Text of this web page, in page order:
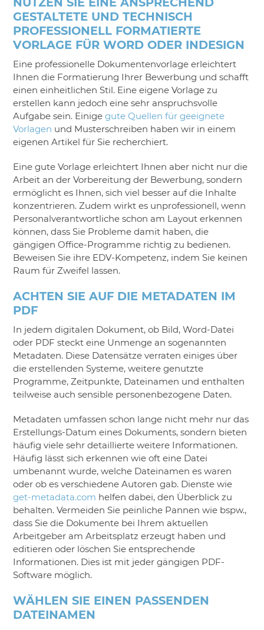
GESTALTETE UND TECHNISCH
PROFESSIONELL FORMATIERTE
VORLAGE FÜR WORD ODER INDESIGN
Eine professionelle Dokumentenvorlage erleichtert
Ihnen die Formatierung Ihrer Bewerbung und schafft
einen einheitlichen Stil. Eine eigene Vorlage zu
erstellen kann jedoch eine sehr anspruchsvolle
Aufgabe sein. Einigegute Quellen für geeignete
Vorlagen und Musterschreiben haben wir in einem
eigenen Artikel für Sie recherchiert.
Eine gute Vorlage erleichtert Ihnen aber nicht nur die
Arbeit an der Vorbereitung der Bewerbung, sondern
ermöglicht es Ihnen, sich viel besser auf die Inhalte
konzentrieren. Zudem wirkt es unprofessionell, wenn
Personalverantwortliche schon am Layout erkennen
können, dass Sie Probleme damit haben, die
gängigen Office-Programme richtig zu bedienen.
Beweisen Sie ihre EDV-Kompetenz, indem Sie keinen
Raum für Zweifel lassen.
ACHTEN SIE AUF DIE METADATEN IM
PDF
In jedem digitalen Dokument, ob Bild, Word-Datei
oder PDF steckt eine Unmenge an sogenannten
Metadaten. Diese Datensätze verraten einiges über
die erstellenden Systeme, weitere genutzte
Programme, Zeitpunkte, Dateinamen und enthalten
teilweise auch sensible personenbezogene Daten.
Metadaten umfassen schon lange nicht mehr nur das
Erstellungs-Datum eines Dokuments, sondern bieten
häufig viele sehr detaillierte weitere Informationen.
Häufig lässt sich erkennen wie oft eine Datei
umbenannt wurde, welche Dateinamen es waren
oder ob es verschiedene Autoren gab. Dienste wie
get-metadata.com helfen dabei, den Überblick zu
behalten. Vermeiden Sie peinliche Pannen wie bspw.,
dass Sie die Dokumente bei Ihrem aktuellen
Arbeitgeber am Arbeitsplatz erzeugt haben und
editieren oder löschen Sie entsprechende
Informationen. Dies ist mit jeder gängigen PDF-
Software möglich.
WÄHLEN SIE EINEN PASSENDEN
DATEINAMEN